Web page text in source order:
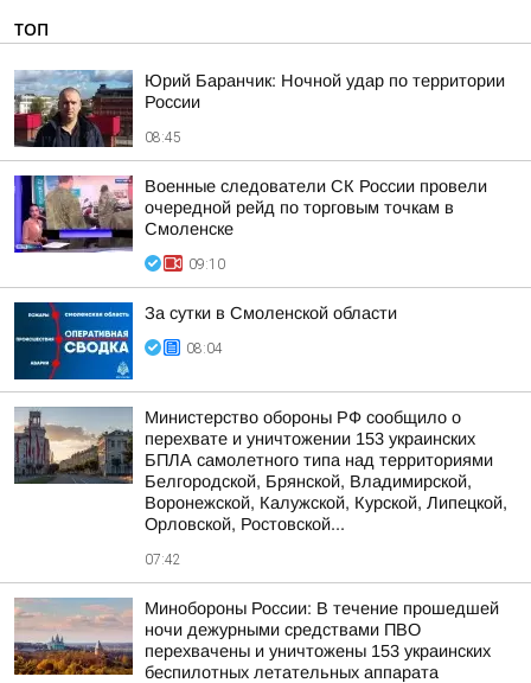
ТОП
Юрий Баранчик: Ночной удар по территории
России
08:45
Военные следователи СК России провели
очередной рейд по торговым точкам в
Смоленске
09:10
За сутки в Смоленской области
08:04
Министерство обороны РФ сообщило о
перехвате и уничтожении 153 украинских
БПЛА самолетного типа над территориями
Белгородской, Брянской, Владимирской,
Воронежской, Калужской, Курской, Липецкой,
Орловской, Ростовской...
07:42
Минобороны России: В течение прошедшей
ночи дежурными средствами ПВО
перехвачены и уничтожены 153 украинских
беспилотных летательных аппарата